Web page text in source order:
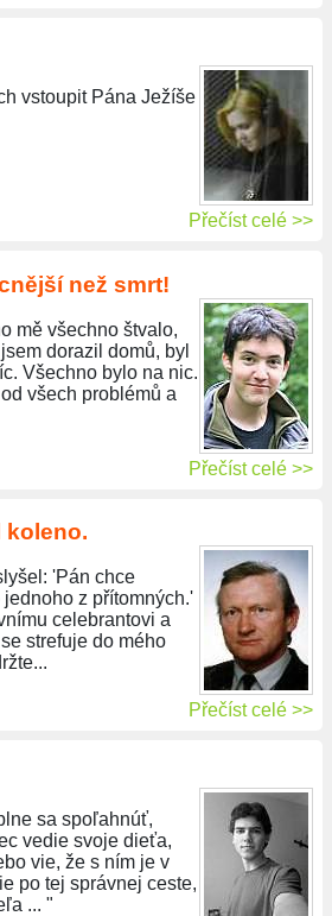
vstoupit Pána Ježíše
Přečíst celé >>
než smrt!
mě všechno štvalo,
dorazil domů, byl
Všechno bylo na nic.
všech problémů a
Přečíst celé >>
koleno.
'Pán chce
z přítomných.'
celebrantovi a
strefuje do mého
Přečíst celé >>
sa spoľahnúť,
vedie svoje dieťa,
vie, že s ním je v
po tej správnej ceste,
... "